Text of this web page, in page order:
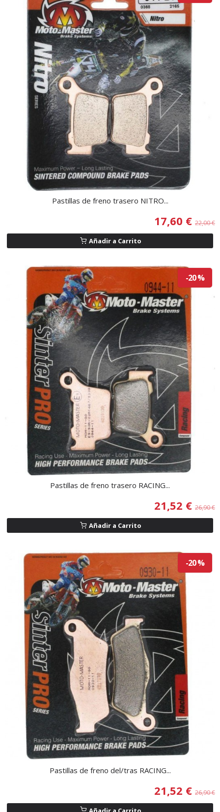
Pastillas de freno trasero NITRO...
17,60 € 22,00 €
Añadir a Carrito
-20 %
Pastillas de freno trasero RACING...
21,52 € 26,90 €
Añadir a Carrito
-20 %
Pastillas de freno del/tras RACING...
21,52 € 26,90 €